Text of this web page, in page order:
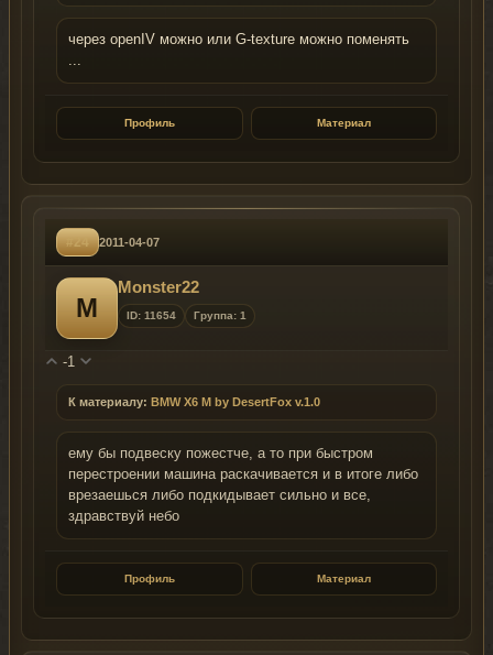
через openIV можно или G-texture можно поменять
Профиль Материал
#24 2011-04-07
M
Monster22
ID: 11654 Группа: 1
-1
К материалу: BMW X6 M by DesertFox v.1.0
ему бы подвеску пожестче, а то при быстром
перестроении машина раскачивается и в итоге либо
врезаешься либо подкидывает сильно и все,
здравствуй небо
Профиль Материал